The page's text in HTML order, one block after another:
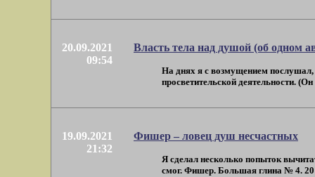
20.09.2021
09:54
Власть тела над душой (об одном
На днях я с возмущением
просветительской деятельности.
19.09.2021
21:32
Фишер – ловец душ несчастных
Я сделал несколько попыток
смог. Фишер. Большая глина № 4.